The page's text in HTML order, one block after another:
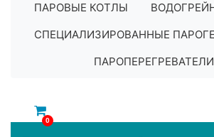
ПАРОВЫЕ КОТЛЫ
СПЕЦИАЛИЗИРОВАННЫЕ
ПАРОПЕРЕГРЕВАТЕЛИ
0